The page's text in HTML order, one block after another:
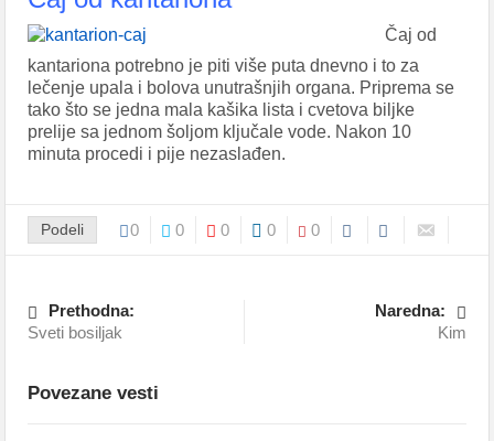
Čaj od
kantariona potrebno je piti više puta dnevno i to za
lečenje upala i bolova unutrašnjih organa. Priprema se
tako što se jedna mala kašika lista i cvetova biljke
prelije sa jednom šoljom ključale vode. Nakon 10
minuta procedi i pije nezaslađen.
Podeli 0 0 0 0 0
Prethodna:
Sveti bosiljak
Naredna:
Kim
Povezane vesti